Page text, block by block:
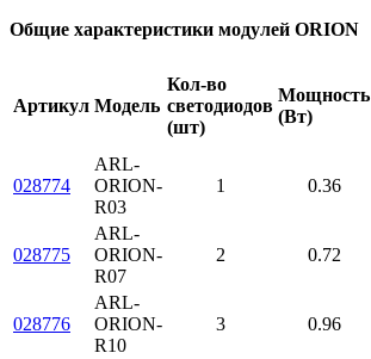
Общие характеристики модулей ORION
Артикул Модель
Кол-во
светодиодов
(шт)
Мощность
(Вт)
028774
ARL-
ORION-
R03
1 0.36
028775
ARL-
ORION-
R07
2 0.72
028776
ARL-
ORION-
R10
3 0.96